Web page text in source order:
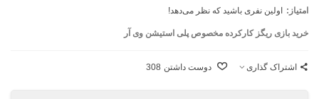
امتیاز: اولین نفری باشید که نظر می‌دهد!
خرید بازی ریگز کارکرده مخصوص پلی استیشن وی آر
اشتراک گذاری دوست داشتن 308